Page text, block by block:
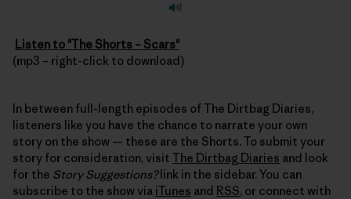
Listen to "The Shorts – Scars"
(mp3 – right-click to download)
In between full-length episodes of The Dirtbag Diaries,
listeners like you have the chance to narrate your own
story on the show — these are the Shorts. To submit your
story for consideration, visit The Dirtbag Diaries and look
for the Story Suggestions?link in the sidebar. You can
subscribe to the show via iTunes and RSS, or connect with